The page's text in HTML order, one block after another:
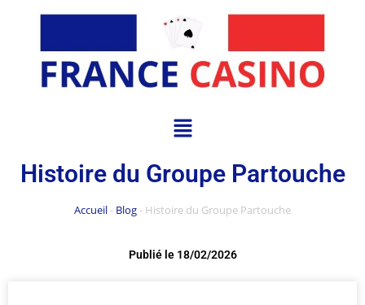
Histoire du Groupe Partouche
Accueil- Blog- Histoire du Groupe Partouche
Publié le 18/02/2026